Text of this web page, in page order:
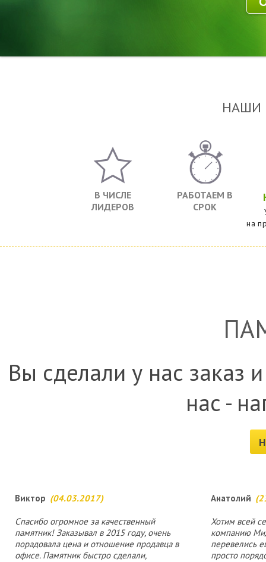
НАШИ
В ЧИСЛЕ
ЛИДЕРОВ
РАБОТАЕМ В
СРОК
на
Вы сделали у нас заказ
нас -
Виктор (04.03.2017)
Спасибо огромное за качественный
памятник! Заказывал в 2015 году, очень
порадовала цена и отношение продавца в
офисе. Памятник быстро сделали,
Анатолий
Хотим всей
компанию
перевелись
просто